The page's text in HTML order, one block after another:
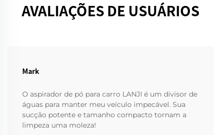
AVALIAÇÕES DE USUÁRIOS
Mark
O aspirador de pó para carro LANJI é um divisor de
águas para manter meu veículo impecável. Sua
sucção potente e tamanho compacto tornam a
limpeza uma moleza!